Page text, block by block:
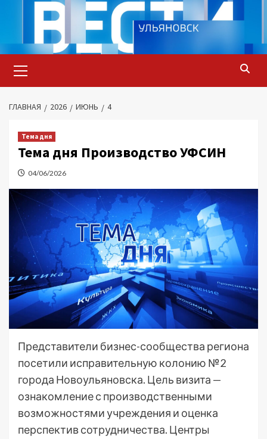
содержимому
меню
ГЛАВНАЯ 2026 ИЮНЬ 4
Тема дня
Тема дня Производство УФСИН
04/06/2026
Представители бизнес-сообщества региона
посетили исправительную колонию №2
города Новоульяновска. Цель визита —
ознакомление с производственными
возможностями учреждения и оценка
перспектив сотрудничества. Центры